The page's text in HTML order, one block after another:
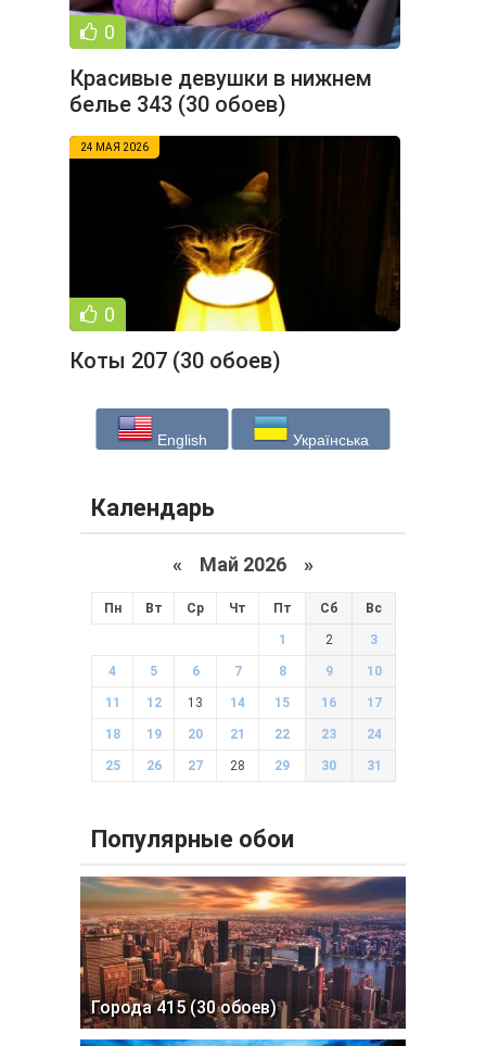
0
Красивые девушки в нижнем
белье 343 (30 обоев)
24 МАЯ 2026
0
Коты 207 (30 обоев)
English Українська
Календарь
« Май 2026 »
Пн Вт Ср Чт Пт Сб Вс
1 2 3
4 5 6 7 8 9 10
11 12 13 14 15 16 17
18 19 20 21 22 23 24
25 26 27 28 29 30 31
Популярные обои
Города 415 (30 обоев)